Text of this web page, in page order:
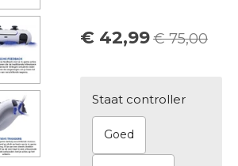
€ 42,99€ 75,00
Staat controller
Goed